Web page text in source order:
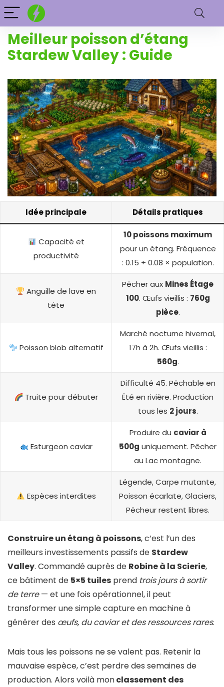
Meilleur poisson d’étang
Stardew Valley : Guide
Idée principale Détails pratiques
Capacité et
productivité
10 poissons maximum
pour un étang. Fréquence
: 0.15 + 0.08 × population.
Anguille de lave en
tête
Pêcher aux Mines Étage
100. Œufs vieillis : 760g
pièce.
Poisson blob alternatif
Marché nocturne hivernal,
17h à 2h. Œufs vieillis :
560g.
Truite pour débuter
Difficulté 45. Pêchable en
Été en rivière. Production
tous les 2 jours.
Esturgeon caviar
Produire du caviar à
500g uniquement. Pêcher
au Lac montagne.
Espèces interdites
Légende, Carpe mutante,
Poisson écarlate, Glaciers,
Pêcheur restent libres.
Construire un étang à poissons, c’est l’un des
meilleurs investissements passifs de Stardew
Valley. Commandé auprès de Robine à la Scierie,
ce bâtiment de 5×5 tuiles prend trois jours à sortir
de terre— et une fois opérationnel, il peut
transformer une simple capture en machine à
générer des œufs, du caviar et des ressources rares.
Mais tous les poissons ne se valent pas. Retenir la
mauvaise espèce, c’est perdre des semaines de
production. Alors voilà monclassement des